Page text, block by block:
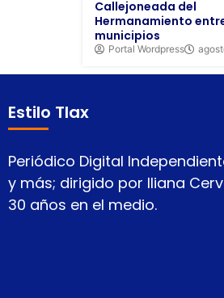
Callejoneada del
Hermanamiento
municipios
Portal Wordpress
Estilo Tlax
Periódico Digital
y más; dirigido por Iliana
30 años en el medio.